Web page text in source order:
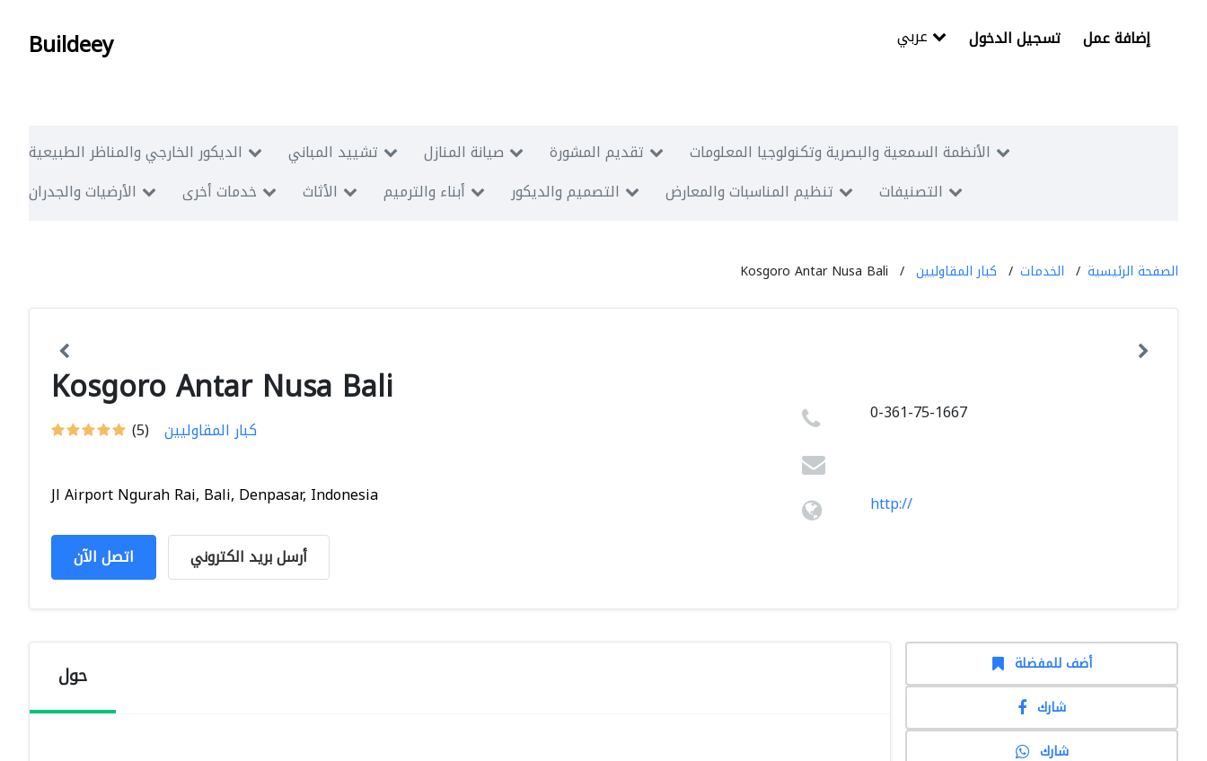
Buildeey تسجيل الدخول إضافة عمل
الديكور الخارجي والمناظر الطبيعية تشييد المباني صيانة المنازل تقديم المشورة
الأنظمة السمعية والبصرية وتكنولوجيا المعلومات
الأرضيات والجدران
خدمات أخرى الأثاث أبناء والترميم التصميم والديكور تنظيم المناسبات والمعارض التصنيفات
الصفحة الرئيسية الخدمات كبار المقاوليين Kosgoro Antar Nusa Bali
Kosgoro Antar Nusa Bali
(5) كبار المقاوليين
Jl Airport Ngurah Rai, Bali, Denpasar, Indonesia
اتصل الآن أرسل بريد الكتروني
0-361-75-1667
http://
حول
أضف للمفضلة
شارك
شارك